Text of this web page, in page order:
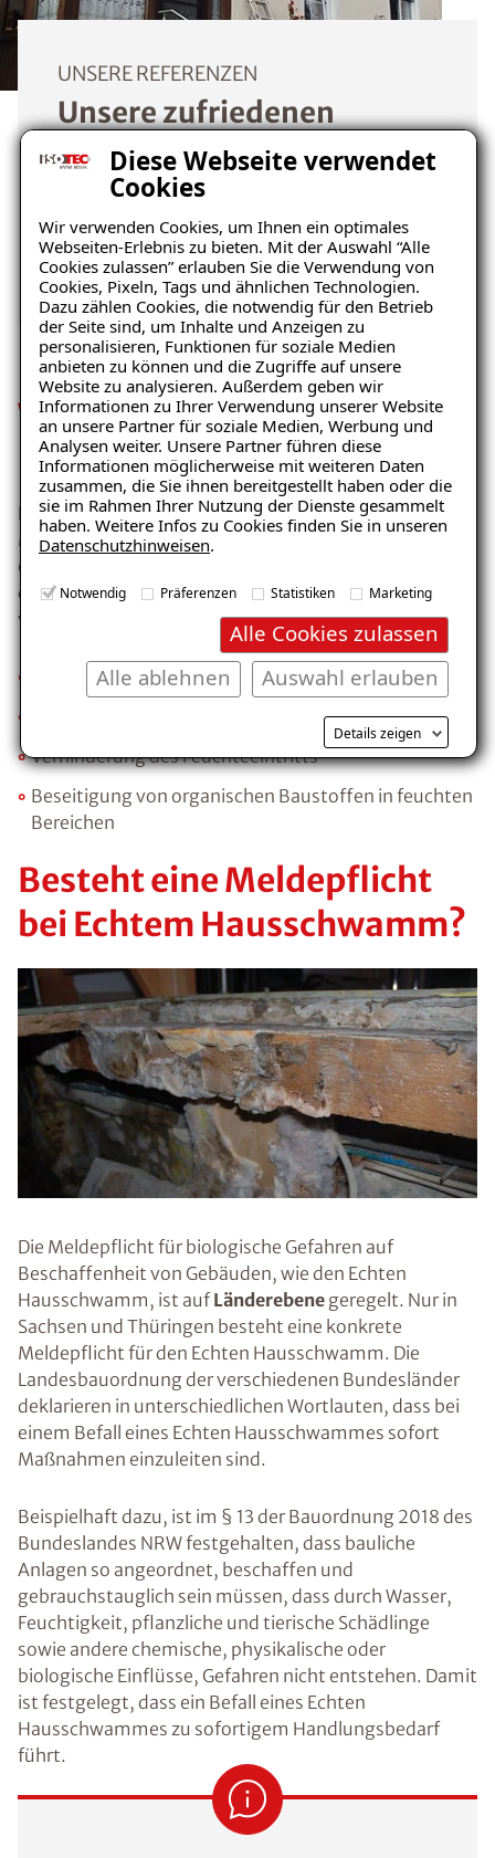
Diese Webseite verwendet
Cookies
Wir verwenden Cookies, um Ihnen ein optimales
Webseiten-Erlebnis zu bieten. Mit der Auswahl “Alle
Cookies zulassen” erlauben Sie die Verwendung von
Cookies, Pixeln, Tags und ähnlichen Technologien.
Dazu zählen Cookies, die notwendig für den Betrieb
der Seite sind, um Inhalte und Anzeigen zu
personalisieren, Funktionen für soziale Medien
anbieten zu können und die Zugriffe auf unsere
Website zu analysieren. Außerdem geben wir
Informationen zu Ihrer Verwendung unserer Website
an unsere Partner für soziale Medien, Werbung und
Analysen weiter. Unsere Partner führen diese
Informationen möglicherweise mit weiteren Daten
zusammen, die Sie ihnen bereitgestellt haben oder die
sie im Rahmen Ihrer Nutzung der Dienste gesammelt
haben. Weitere Infos zu Cookies finden Sie in unseren
Datenschutzhinweisen.
Notwendig Präferenzen Statistiken Marketing
Alle Cookies zulassen
Auswahl erlauben
Alle ablehnen
Details zeigen
UNSERE REFERENZEN
Unsere zufriedenen
Kunden im Raum
Tauberbischofsheim
Mehr erfahren
Wie Sie effektiv Echten
Hausschwamm vorbeugen
Da der Echte Hausschwamm nur bei einem erhöhten
Maß an Feuchtigkeit in Gebäuden entsteht, ist es am
effektivsten, die
die Bildung des Echten Hausschwammes zu
verhindern helfen folgende Maßnahmen:
Ausreichende Trocknung von Wasserschäden
Angemessene Trocknungsphase bei Neubauten
Verhinderung des Feuchteeintritts
Beseitigung von organischen Baustoffen in feuchten
Bereichen
Besteht eine Meldepflicht
bei Echtem Hausschwamm?
Die Meldepflicht für biologische Gefahren auf
Beschaffenheit von Gebäuden, wie den Echten
Hausschwamm, ist aufLänderebene geregelt. Nur in
Sachsen und Thüringen besteht eine konkrete
Meldepflicht für den Echten Hausschwamm. Die
Landesbauordnung der verschiedenen Bundesländer
deklarieren in unterschiedlichen Wortlauten, dass bei
einem Befall eines Echten Hausschwammes sofort
Maßnahmen einzuleiten sind.
Beispielhaft dazu, ist im § 13 der Bauordnung 2018 des
Bundeslandes NRW festgehalten, dass bauliche
Anlagen so angeordnet, beschaffen und
gebrauchstauglich sein müssen, dass durch Wasser,
Feuchtigkeit, pflanzliche und tierische Schädlinge
sowie andere chemische, physikalische oder
biologische Einflüsse, Gefahren nicht entstehen. Damit
ist festgelegt, dass ein Befall eines Echten
Hausschwammes zu sofortigem Handlungsbedarf
führt.